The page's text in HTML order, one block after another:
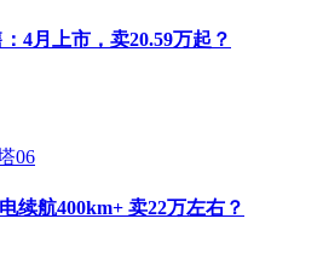
4月上市，卖20.59万起？
06
续航400km+ 卖22万左右？